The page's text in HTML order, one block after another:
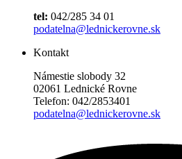
tel: 042/285 34 01
podatelna@lednickerovne.sk
Kontakt
Námestie slobody 32
02061 Lednické Rovne
Telefon: 042/2853401
podatelna@lednickerovne.sk